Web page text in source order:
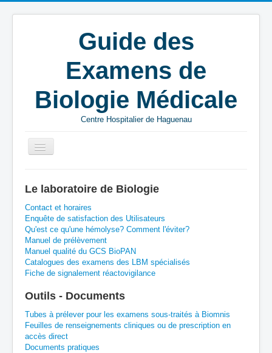
Guide des
Examens de
Biologie Médicale
Centre Hospitalier de Haguenau
Frottis profond
H I J K L M N O P
Q R
Le laboratoire de Biologie
Contact et horaires
Enquête de satisfaction des Utilisateurs
Qu'est ce qu'une hémolyse? Comment l'éviter?
Manuel de prélèvement
Manuel qualité du GCS BioPAN
Catalogues des examens des LBM spécialisés
Fiche de signalement réactovigilance
Outils - Documents
Tubes à prélever pour les examens sous-traités à Biomnis
Feuilles de renseignements cliniques ou de prescription en
accès direct
Documents pratiques